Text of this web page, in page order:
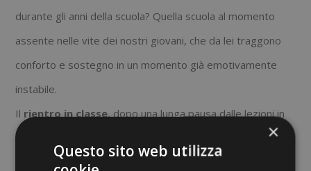
durante gli anni della scuola? Quella scuola al momento
assente nelle vite dei nostri giovani, che da lei traggono
conforto e sostegno in un momento già emotivamente
instabile.
Il rientro in classe, dopo una lunga pausa dalle lezioni in
compresenza è auspicabile quanto pieno di punti
interrogativi.
×
Questo sito web utilizza